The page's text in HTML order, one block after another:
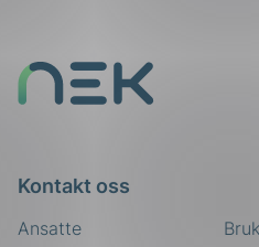
Kontakt oss
Ansatte